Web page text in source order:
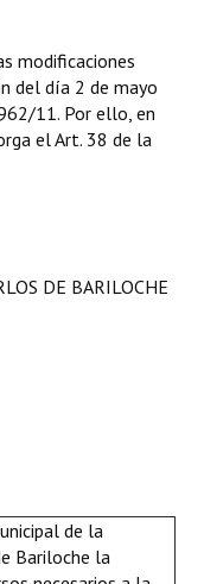
modificaciones
del día 2 de mayo
11. Por ello, en
el Art. 38 de la
DE BARILOCHE
de la
Bariloche la